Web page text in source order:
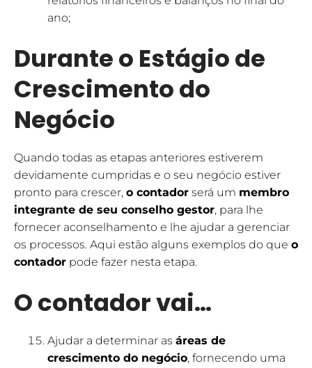
ano;
Durante o Estágio de
Crescimento do
Negócio
Quando todas as etapas anteriores estiverem
devidamente cumpridas e o seu negócio estiver
pronto para crescer, o contador será um membro
integrante de seu conselho gestor, para lhe
fornecer aconselhamento e lhe ajudar a gerenciar
os processos. Aqui estão alguns exemplos do que o
contador pode fazer nesta etapa.
O contador vai…
Ajudar a determinar as áreas de
crescimento do negócio, fornecendo uma